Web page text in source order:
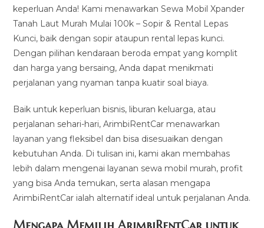
keperluan Anda! Kami menawarkan Sewa Mobil Xpander
Tanah Laut Murah Mulai 100k – Sopir & Rental Lepas
Kunci, baik dengan sopir ataupun rental lepas kunci.
Dengan pilihan kendaraan beroda empat yang komplit
dan harga yang bersaing, Anda dapat menikmati
perjalanan yang nyaman tanpa kuatir soal biaya.
Baik untuk keperluan bisnis, liburan keluarga, atau
perjalanan sehari-hari, ArimbiRentCar menawarkan
layanan yang fleksibel dan bisa disesuaikan dengan
kebutuhan Anda. Di tulisan ini, kami akan membahas
lebih dalam mengenai layanan sewa mobil murah, profit
yang bisa Anda temukan, serta alasan mengapa
ArimbiRentCar ialah alternatif ideal untuk perjalanan Anda.